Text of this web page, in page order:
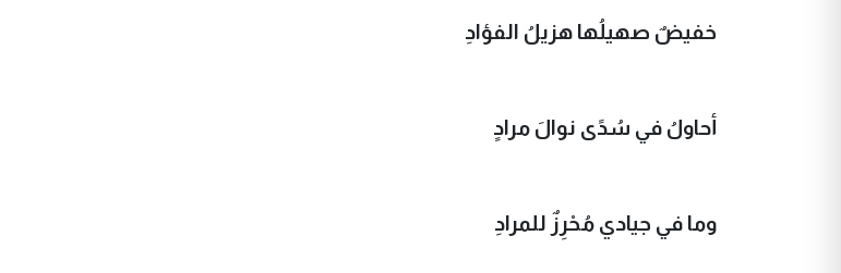
خفيضٌ صهيلُها هزيلُ الفؤادِ
أحاولُ في سُدًى نوالَ مرادٍ
وما في جيادي مُحْرِزٌ للمرادِ